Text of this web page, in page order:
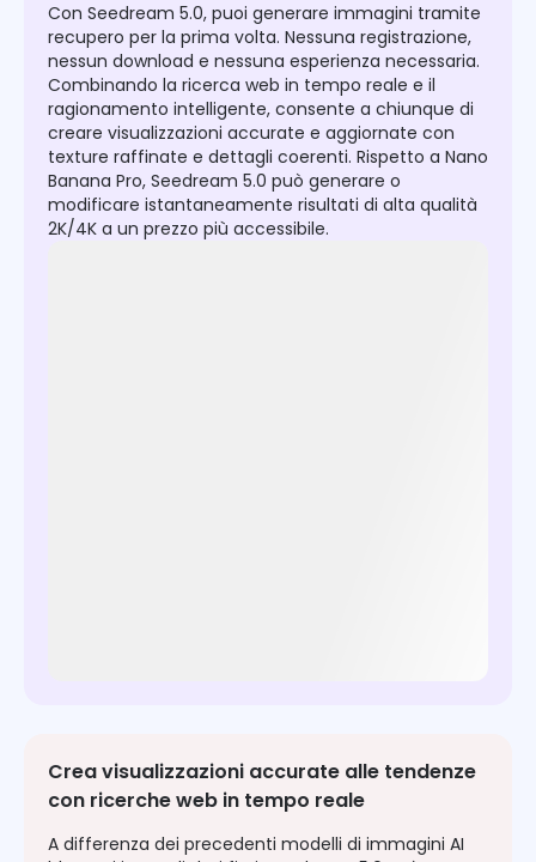
Con Seedream 5.0, puoi generare immagini tramite
recupero per la prima volta. Nessuna registrazione,
nessun download e nessuna esperienza necessaria.
Combinando la ricerca web in tempo reale e il
ragionamento intelligente, consente a chiunque di
creare visualizzazioni accurate e aggiornate con
texture raffinate e dettagli coerenti. Rispetto a Nano
Banana Pro, Seedream 5.0 può generare o
modificare istantaneamente risultati di alta qualità
2K/4K a un prezzo più accessibile.
Crea visualizzazioni accurate alle tendenze
con ricerche web in tempo reale
A differenza dei precedenti modelli di immagini AI